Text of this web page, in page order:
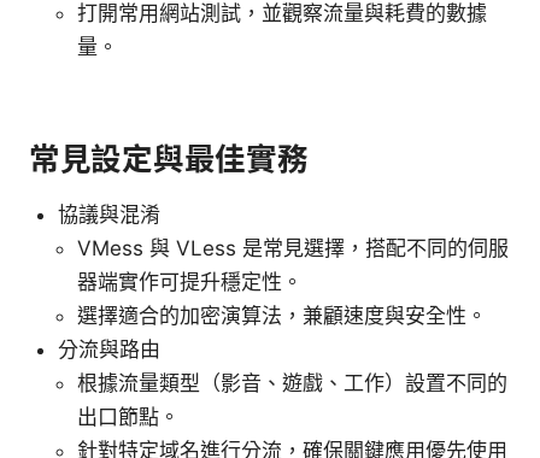
打開常用網站測試，並觀察流量與耗費的數據
量。
常見設定與最佳實務
協議與混淆
VMess 與 VLess 是常見選擇，搭配不同的伺服
器端實作可提升穩定性。
選擇適合的加密演算法，兼顧速度與安全性。
分流與路由
根據流量類型（影音、遊戲、工作）設置不同的
出口節點。
針對特定域名進行分流，確保關鍵應用優先使用